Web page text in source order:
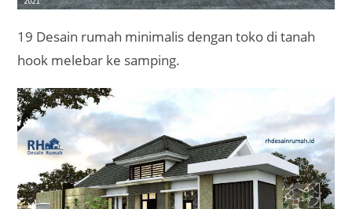
19 Desain rumah minimalis dengan toko di tanah
hook melebar ke samping.